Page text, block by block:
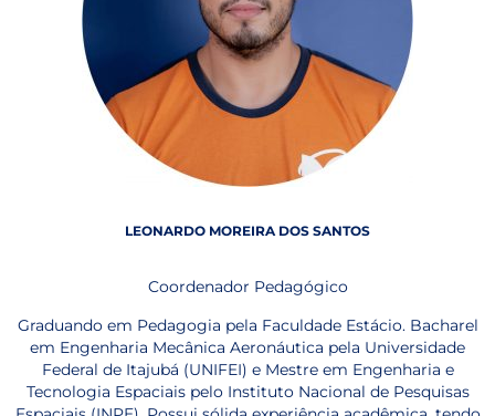
LEONARDO MOREIRA DOS SANTOS
Coordenador Pedagógico
Graduando em Pedagogia pela Faculdade Estácio. Bacharel
em Engenharia Mecânica Aeronáutica pela Universidade
Federal de Itajubá (UNIFEI) e Mestre em Engenharia e
Tecnologia Espaciais pelo Instituto Nacional de Pesquisas